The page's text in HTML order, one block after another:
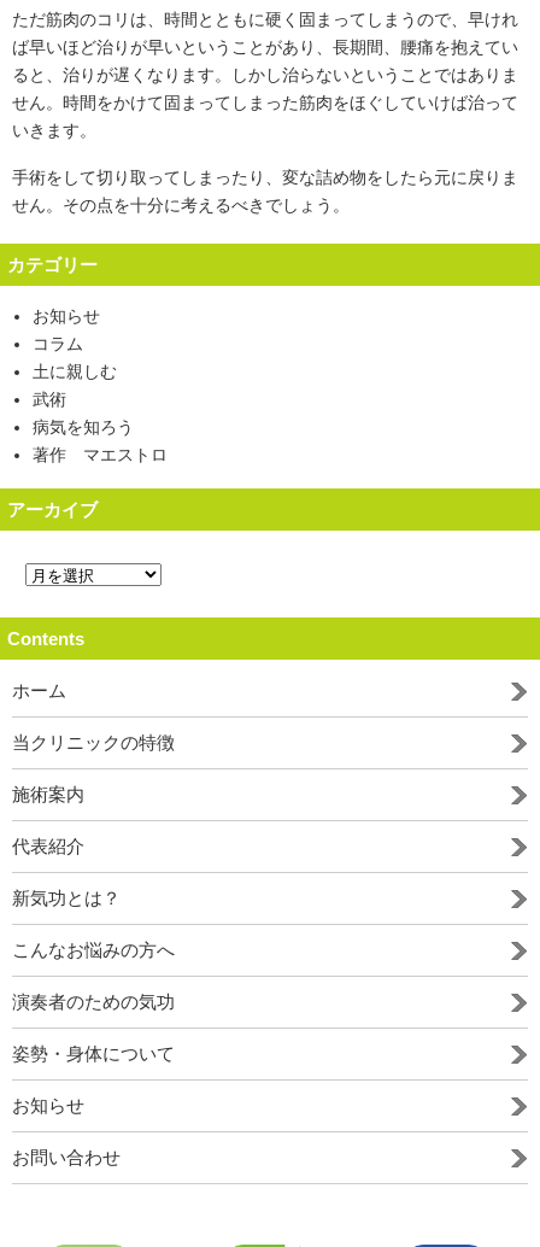
ただ筋肉のコリは、時間とともに硬く固まってしまうので、早けれ
ば早いほど治りが早いということがあり、長期間、腰痛を抱えてい
ると、治りが遅くなります。しかし治らないということではありま
せん。時間をかけて固まってしまった筋肉をほぐしていけば治って
いきます。
手術をして切り取ってしまったり、変な詰め物をしたら元に戻りま
せん。その点を十分に考えるべきでしょう。
カテゴリー
お知らせ
コラム
土に親しむ
武術
病気を知ろう
著作 マエストロ
アーカイブ
Contents
ホーム
当クリニックの特徴
施術案内
代表紹介
新気功とは？
こんなお悩みの方へ
演奏者のための気功
姿勢・身体について
お知らせ
お問い合わせ